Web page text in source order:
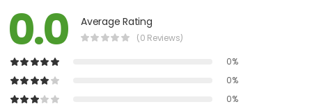
0.0 Average Rating
(0 Reviews)
0%
0%
0%